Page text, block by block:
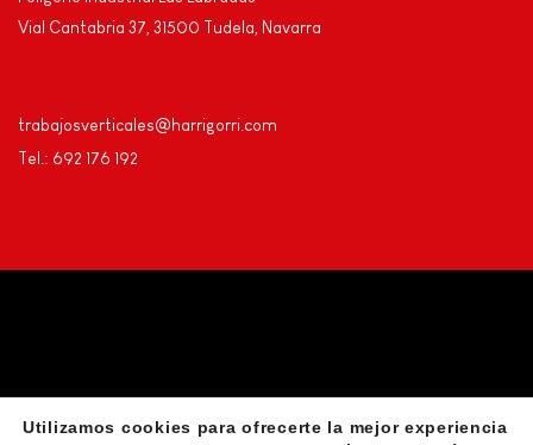
Vial Cantabria 37, 31500 Tudela, Navarra
trabajosverticales@harrigorri.com
Tel.: 692 176 192
Utilizamos cookies para ofrecerte la mejor experiencia